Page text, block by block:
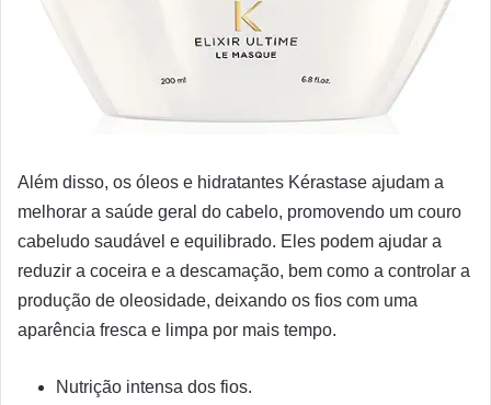
Além disso, os óleos e hidratantes Kérastase ajudam a
melhorar a saúde geral do cabelo, promovendo um couro
cabeludo saudável e equilibrado. Eles podem ajudar a
reduzir a coceira e a descamação, bem como a controlar a
produção de oleosidade, deixando os fios com uma
aparência fresca e limpa por mais tempo.
Nutrição intensa dos fios.